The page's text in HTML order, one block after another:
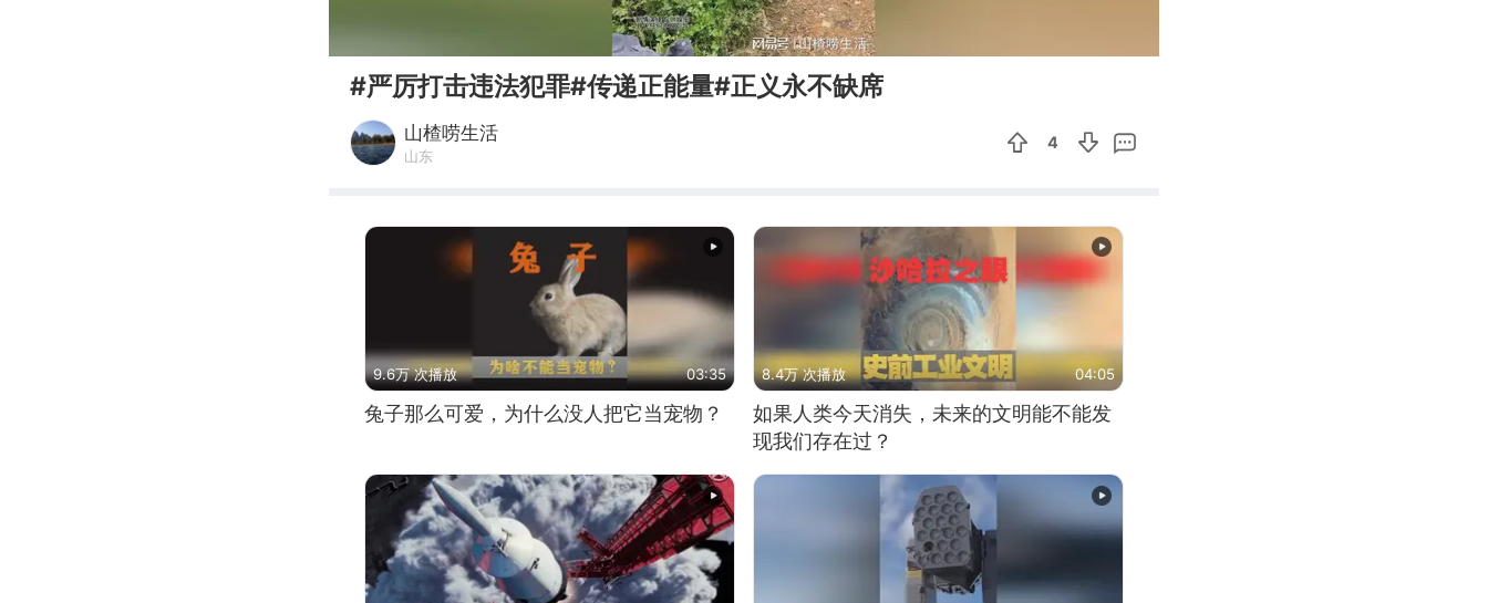
#严厉打击违法犯罪#传递正能量#正义永不缺席
山楂唠生活
山东
4
9.6万 次播放 03:35
兔子那么可爱，为什么没人把它当宠物？
8.4万 次播放 04:05
如果人类今天消失，未来的文明能不能发
现我们存在过？